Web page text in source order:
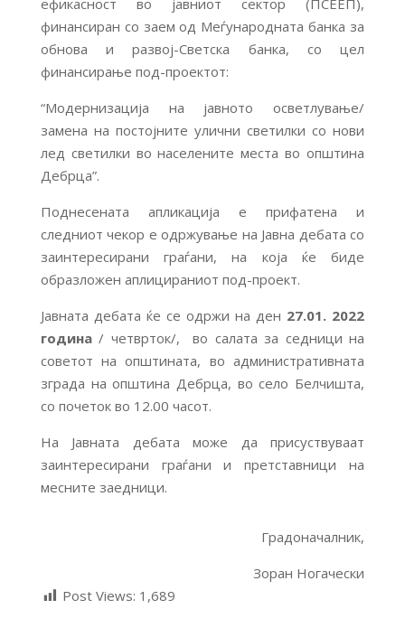
ефикасност во јавниот сектор (ПСЕЕП),
финансиран со заем од Меѓународната банка за
обнова и развој-Светска банка, со цел
финансирање под-проектот:
“Модернизација на јавното осветлување/
замена на постојните улични светилки со нови
лед светилки во населените места во општина
Дебрца”.
Поднесената апликација е прифатена и
следниот чекор е одржување на Јавна дебата со
заинтересирани граѓани, на која ќе биде
образложен аплицираниот под-проект.
Јавната дебата ќе се одржи на ден 27.01. 2022
година/ четврток/, во салата за седници на
советот на општината, во административната
зграда на општина Дебрца, во село Белчишта,
со почеток во 12.00 часот.
На Јавната дебата може да присуствуваат
заинтересирани граѓани и претставници на
месните заедници.
Градоначалник,
Зоран Ногачески
Post Views: 1,689